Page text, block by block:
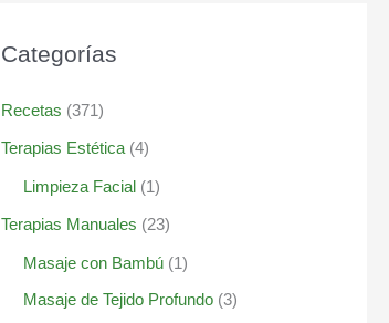
Categorías
Recetas (371)
Terapias Estética(4)
Limpieza Facial(1)
Terapias Manuales (23)
Masaje con Bambú(1)
Masaje de Tejido Profundo(3)